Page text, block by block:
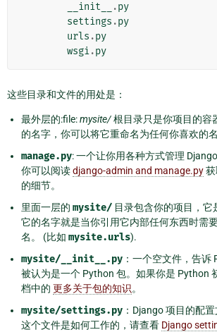
__init__
.py
settings .py
urls .py
wsgi.py
这些目录和文件的用处是：
最外层的:file:mysite/根目录只是你项目的容
的名字，你可以将它重命名为任何你喜欢的名
manage.py: 一个让你用各种方式管理
你可以阅读django-admin and manage.py
的细节。
里面一层的 mysite/ 目录包含你的项目，它
它的名字就是当你引用它内部任何东西时需
名。 (比如 mysite.urls).
mysite/__init__.py ：一个空文件，告
被认为是一个 Python 包。如果你是 Python
档中的 更多关于包的知识。
mysite/settings.py ：Django 项目的配
这个文件是如何工作的，请查看 Django